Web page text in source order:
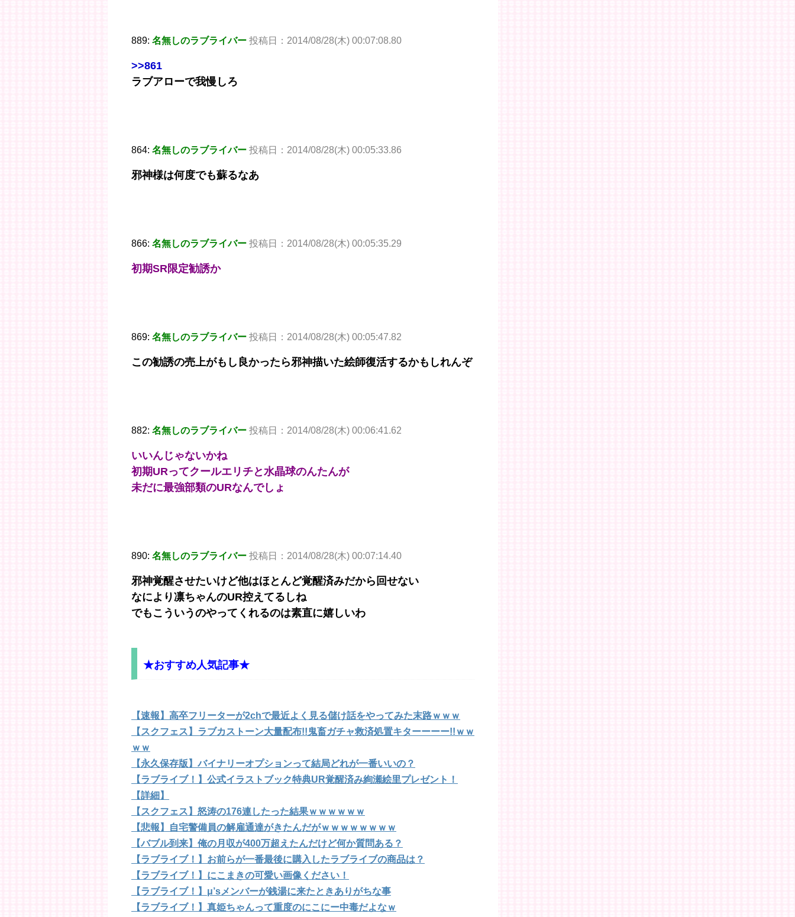
889: 名無しのラブライバー 投稿日：2014/08/28(木) 00:07:08.80
>>861
ラブアローで我慢しろ
864: 名無しのラブライバー 投稿日：2014/08/28(木) 00:05:33.86
邪神様は何度でも蘇るなあ
866: 名無しのラブライバー 投稿日：2014/08/28(木) 00:05:35.29
初期SR限定勧誘か
869: 名無しのラブライバー 投稿日：2014/08/28(木) 00:05:47.82
この勧誘の売上がもし良かったら邪神描いた絵師復活するかもしれんぞ
882: 名無しのラブライバー 投稿日：2014/08/28(木) 00:06:41.62
いいんじゃないかね
初期URってクールエリチと水晶球のんたんが
未だに最強部類のURなんでしょ
890: 名無しのラブライバー 投稿日：2014/08/28(木) 00:07:14.40
邪神覚醒させたいけど他はほとんど覚醒済みだから回せない
なにより凛ちゃんのUR控えてるしね
でもこういうのやってくれるのは素直に嬉しいわ
★おすすめ人気記事★
【速報】高卒フリーターが2chで最近よく見る儲け話をやってみた末路ｗｗｗ
【スクフェス】ラブカストーン大量配布!!鬼畜ガチャ救済処置キターーーー!!ｗｗ
ｗｗ
【永久保存版】バイナリーオプションって結局どれが一番いいの？
【ラブライブ！】公式イラストブック特典UR覚醒済み絢瀬絵里プレゼント！
【詳細】
【スクフェス】怒涛の176連したった結果ｗｗｗｗｗｗ
【悲報】自宅警備員の解雇通達がきたんだがｗｗｗｗｗｗｗｗ
【バブル到来】俺の月収が400万超えたんだけど何か質問ある？
【ラブライブ！】お前らが一番最後に購入したラブライブの商品は？
【ラブライブ！】にこまきの可愛い画像ください！
【ラブライブ！】μ’sメンバーが銭湯に来たときありがちな事
【ラブライブ！】真姫ちゃんって重度のにこにー中毒だよなｗ